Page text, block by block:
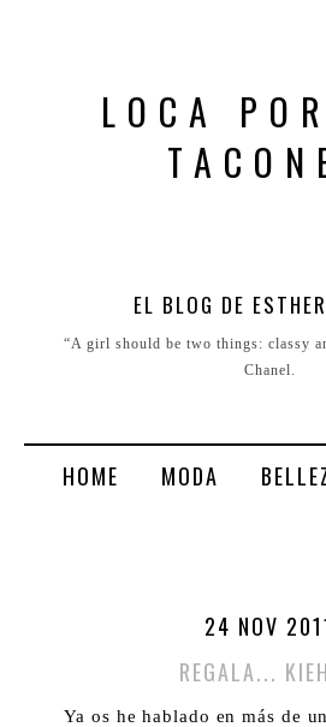
LOCA
EL BLOG DE
“A girl should be two things: classy
Chanel.
HOME MODA
24 NOV
REGALA...
Ya os he hablado en más de